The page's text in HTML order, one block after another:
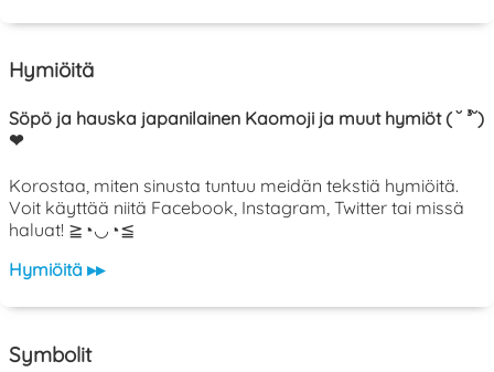
Hymiöitä
Söpö ja hauska japanilainen Kaomoji ja muut hymiöt ( ˘ ³˘)
❤
Korostaa, miten sinusta tuntuu meidän tekstiä hymiöitä.
Voit käyttää niitä Facebook, Instagram, Twitter tai missä
haluat! ≧◔◡◔≦
Hymiöitä ▸▸
Symbolit